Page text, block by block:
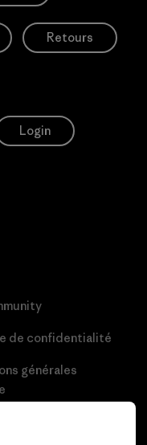
Retours
Login
de confidentialité
générales
de cookie